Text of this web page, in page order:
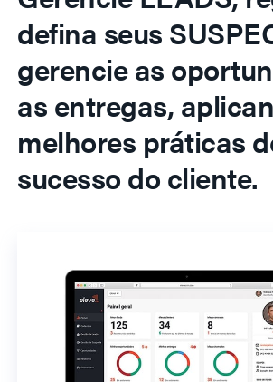
defina seus
gerencie as
as entregas,
melhores práticas
sucesso do cliente.